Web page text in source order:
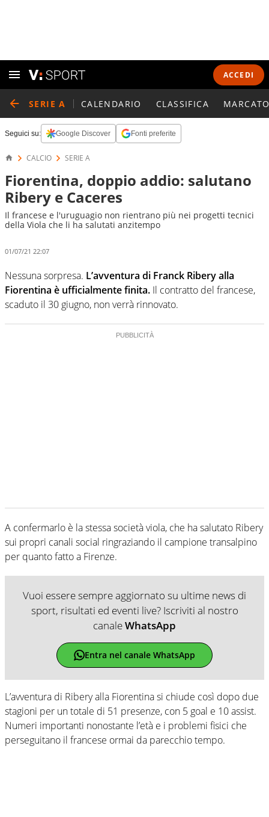
ACCEDI
SERIE A CALENDARIO CLASSIFICA
Seguici su: Google Discover Fonti preferite
CALCIO SERIE A
Fiorentina, doppio addio: salutano
Ribery e Caceres
Il francese e l'uruguagio non rientrano più nei progetti tecnici
della Viola che li ha salutati anzitempo
01/07/21 22:07
Nessuna sorpresa. L’avventura di Franck Ribery alla
Fiorentina è ufficialmente finita. Il contratto del francese,
scaduto il 30 giugno, non verrà rinnovato.
A confermarlo è la stessa società viola, che ha salutato Ribery
sui propri canali social ringraziando il campione transalpino
per quanto fatto a Firenze.
Vuoi essere sempre aggiornato su ultime news di
sport, risultati ed eventi live? Iscriviti al nostro
canaleWhatsApp
Entra nel canale WhatsApp
L’avventura di Ribery alla Fiorentina si chiude così dopo due
stagioni per un totale di 51 presenze, con 5 goal e 10 assist.
Numeri importanti nonostante l’età e i problemi fisici che
perseguitano il francese ormai da parecchio tempo.